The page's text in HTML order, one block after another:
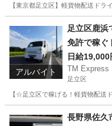
【東京都足立区】軽貨物配送ド
ドライバー
アルバイト
足立区鹿浜
免許で稼ぐ
日給19,000
TM Express
足立区
【☆足立区で稼げる！軽貨物配送
ドライバー
長野県佐